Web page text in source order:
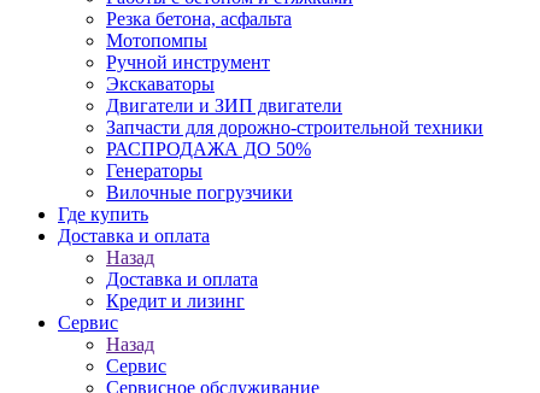
Резка бетона, асфальта
Мотопомпы
Ручной инструмент
Экскаваторы
Двигатели и ЗИП двигатели
Запчасти для дорожно-строительной техники
РАСПРОДАЖА ДО 50%
Генераторы
Вилочные погрузчики
Где купить
Доставка и оплата
Назад
Доставка и оплата
Кредит и лизинг
Сервис
Назад
Сервис
Сервисное обслуживание